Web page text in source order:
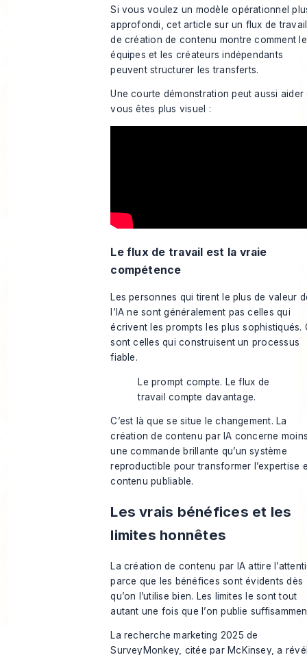
Si vous voulez un modèle opérationnel
approfondi, cet article sur un flux de travail
de création de contenu montre comment
équipes et les créateurs indépendants
peuvent structurer les transferts.
Une courte démonstration peut aussi aider
vous êtes plus visuel :
Le flux de travail est la vraie
compétence
Les personnes qui tirent le plus de valeur
l’IA ne sont généralement pas celles qui
écrivent les prompts les plus sophistiqués.
sont celles qui construisent un processus
fiable.
Le prompt compte. Le flux de
travail compte davantage.
C’est là que se situe le changement. La
création de contenu par IA concerne
une commande brillante qu’un système
reproductible pour transformer l’expertise
contenu publiable.
Les vrais bénéfices et les
limites honnêtes
La création de contenu par IA attire
parce que les bénéfices sont évidents dès
qu’on l’utilise bien. Les limites le sont tout
autant une fois que l’on publie
La recherche marketing 2025 de
SurveyMonkey, citée par McKinsey, a